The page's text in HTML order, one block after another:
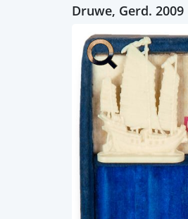
Druwe, Gerd. 2009